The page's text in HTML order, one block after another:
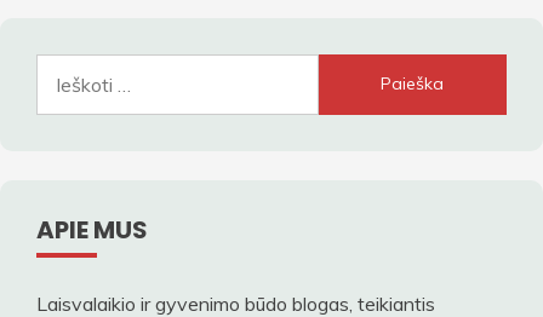
APIE MUS
Laisvalaikio ir gyvenimo būdo blogas, teikiantis